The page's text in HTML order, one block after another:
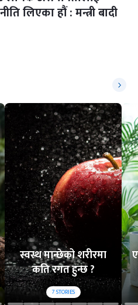
लिएका हौं : मन्त्री बादी
स्वस्थ मान्छेको शरीरमा
कति रगत हुन्छ ?
7STORIES